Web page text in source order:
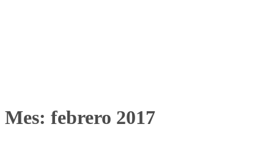
Mes: febrero 2017